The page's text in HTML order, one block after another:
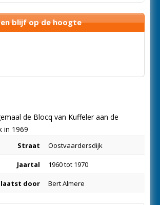
en blijf op de hoogte
de Blocq van Kuffeler aan de
in 1969
Straat Oostvaardersdijk
Jaartal 1960 tot 1970
door Bert Almere